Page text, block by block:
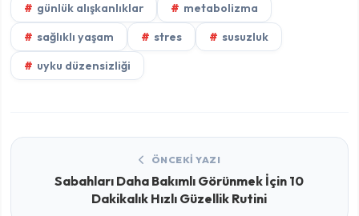
günlük alışkanlıklar
metabolizma
sağlıklı yaşam
stres
susuzluk
uyku düzensizliği
ÖNCEKI YAZI
Sabahları Daha Bakımlı Görünmek İçin 10
Dakikalık Hızlı Güzellik Rutini